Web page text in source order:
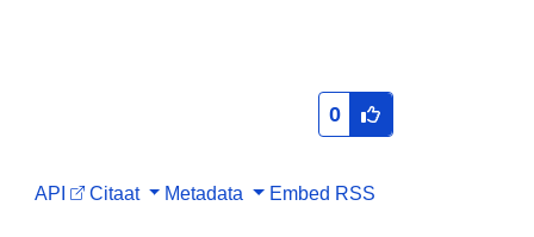
0
API Citaat Metadata Embed RSS